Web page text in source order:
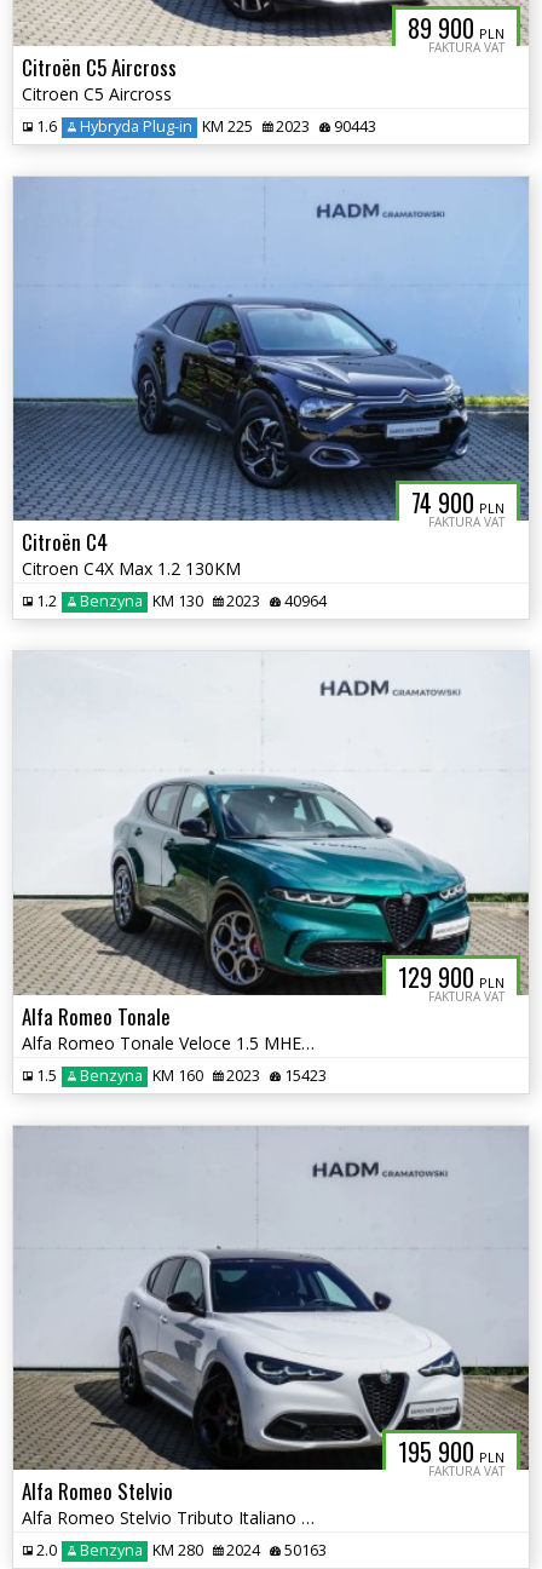
89 900 PLN
FAKTURA VAT
Citroën C5 Aircross
Citroen C5 Aircross
1.6 Hybryda Plug-in KM 225 2023 90443
74 900 PLN
FAKTURA VAT
Citroën C4
Citroen C4X Max 1.2 130KM
1.2 Benzyna KM 130 2023 40964
129 900 PLN
FAKTURA VAT
Alfa Romeo Tonale
Alfa Romeo Tonale Veloce 1.5 MHEV 160KM
1.5 Benzyna KM 160 2023 15423
195 900 PLN
FAKTURA VAT
Alfa Romeo Stelvio
Alfa Romeo Stelvio Tributo Italiano Q4 2.0 280KM
2.0 Benzyna KM 280 2024 50163